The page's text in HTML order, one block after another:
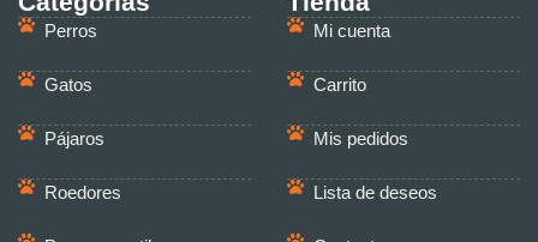
Perros
Gatos
Pájaros
Roedores
Mi cuenta
Carrito
Mis pedidos
Lista de deseos